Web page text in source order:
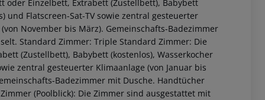
Einzelbett, Extrabett (Zustellbett), Babybett
und Flatscreen-Sat-TV sowie zentral gesteuerter
November bis März). Gemeinschafts-Badezimmer
Standard Zimmer: Triple Standard Zimmer: Die
(Zustellbett), Babybett (kostenlos), Wasserkocher
zentral gesteuerter Klimaanlage (von Januar bis
Badezimmer mit Dusche. Handtücher
(Poolblick): Die Zimmer sind ausgestattet mit